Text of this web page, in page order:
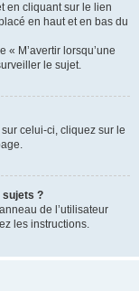
en cliquant sur le lien
en haut et en bas du
M’avertir lorsqu’une
le sujet.
celui-ci, cliquez sur le
sujets ?
de l’utilisateur
les instructions.